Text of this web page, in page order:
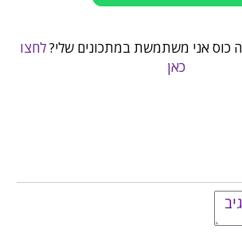
כוס אני משתמשת במתכונים שלי?לחצו
כאן